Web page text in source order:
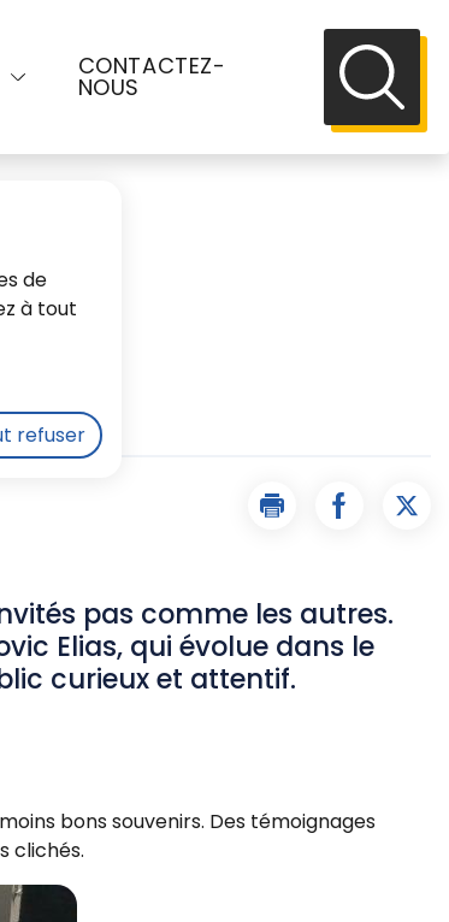
de
à tout
refuser
CONTACTEZ-
NOUS
Imprimer la page
Partager
pas comme les autres.
Elias, qui évolue dans le
curieux et attentif.
bons souvenirs. Des témoignages
clichés.
Zoom sur l'image